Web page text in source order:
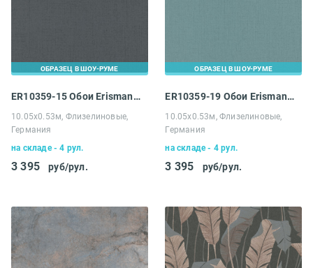
ОБРАЗЕЦ В ШОУ-РУМЕ
ER10359-15 Обои Erismann 4 Earth Melissa
10.05х0.53м, Флизелиновые,
Германия
на складе - 4 рул.
3 395 руб/рул.
ОБРАЗЕЦ В ШОУ-РУМЕ
ER10359-19 Обои Erismann 4 Earth Melissa
10.05х0.53м, Флизелиновые,
Германия
на складе - 4 рул.
3 395 руб/рул.